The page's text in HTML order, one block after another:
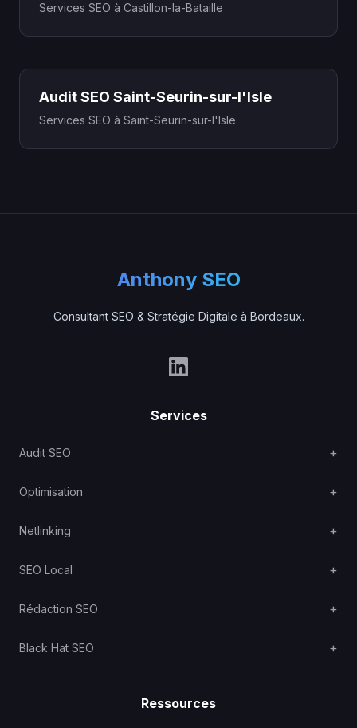
Services SEO à Castillon-la-Bataille
Audit SEO Saint-Seurin-sur-l'Isle
Services SEO à Saint-Seurin-sur-l'Isle
Anthony SEO
Consultant SEO & Stratégie Digitale à Bordeaux.
Services
Audit SEO
Optimisation
Netlinking
SEO Local
Rédaction SEO
Black Hat SEO
Ressources